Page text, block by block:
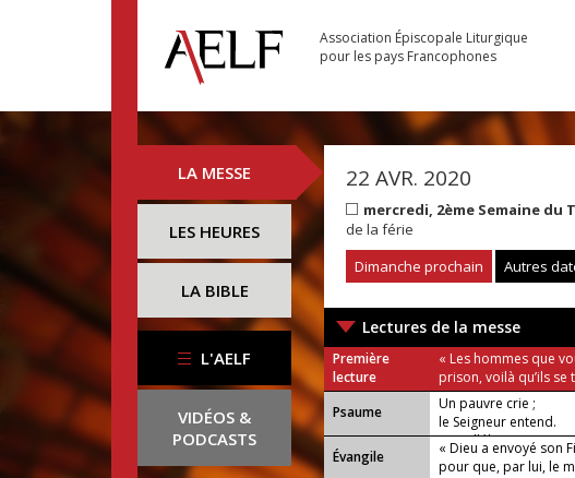
Association Épiscopale Liturgique
pour les pays Francophones
LA MESSE
LES HEURES
LA BIBLE
L'AELF
VIDÉOS &
PODCASTS
22 AVR. 2020
mercredi, 2ème Semaine du
de la férie
Dimanche prochain
Autres
Lectures de la messe
Première
lecture
« Les hommes que
prison, voilà qu’ils se
Psaume
Un pauvre crie ;
le Seigneur entend.
ou : Alléluia !
Évangile
« Dieu a envoyé son
pour que, par lui, le